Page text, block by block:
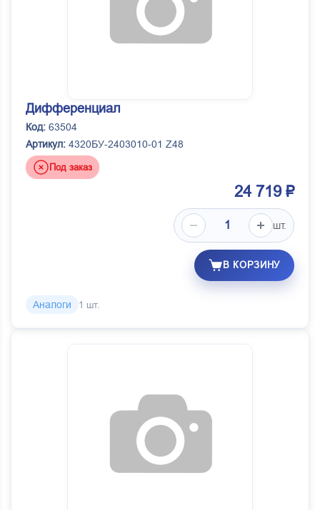
Дифференциал
Код: 63504
Артикул: 4320БУ-2403010-01 Z48
Под заказ
24 719 ₽
шт.
В КОРЗИНУ
Аналоги 1 шт.